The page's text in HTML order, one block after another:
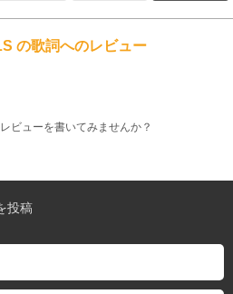
の歌詞へのレビュー
ビューを書いてみませんか？
投稿